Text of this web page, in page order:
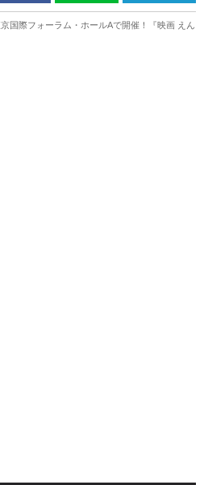
国際フォーラム・ホールAで開催！『映画 えん